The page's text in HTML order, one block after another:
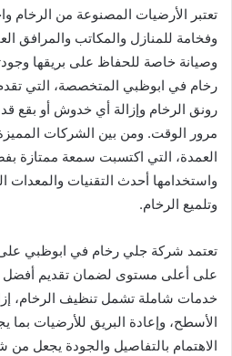
تعتبر الأرضيات المصنوعة من الرخام
وفخامة للمنازل والمكاتب والمرافق
وصيانة خاصة للحفاظ على بريقها
رخام في ابوظبي المتخصصة، التي
رونق الرخام وإزالة أي خدوش أو بقع
مرور الوقت. ومن بين الشركات
العمدة، التي اكتسبت سمعة ممتازة
واستخدامها أحدث التقنيات
وتلميع الرخام.
تعتمد شركة جلي رخام في ابوظبي
على أعلى مستوى لضمان تقديم أفضل
خدمات شاملة تشمل تنظيف الرخام،
الأسطح، وإعادة البريق للأرضيات بما
الاهتمام بالتفاصيل والجودة يجعل